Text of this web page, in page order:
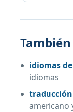
idiomas
idiomas
americano